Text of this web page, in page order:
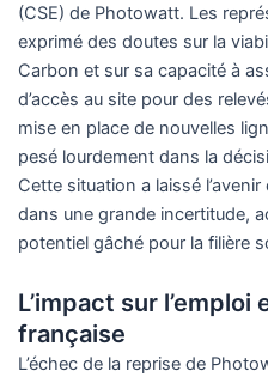
(CSE) de Photowatt. Les
exprimé des doutes sur la
Carbon et sur sa capacité à
d’accès au site pour des
mise en place de nouvelles
pesé lourdement dans la
Cette situation a laissé
dans une grande incertitude,
potentiel gâché pour la filière
L’impact sur
française
L’échec de la reprise de